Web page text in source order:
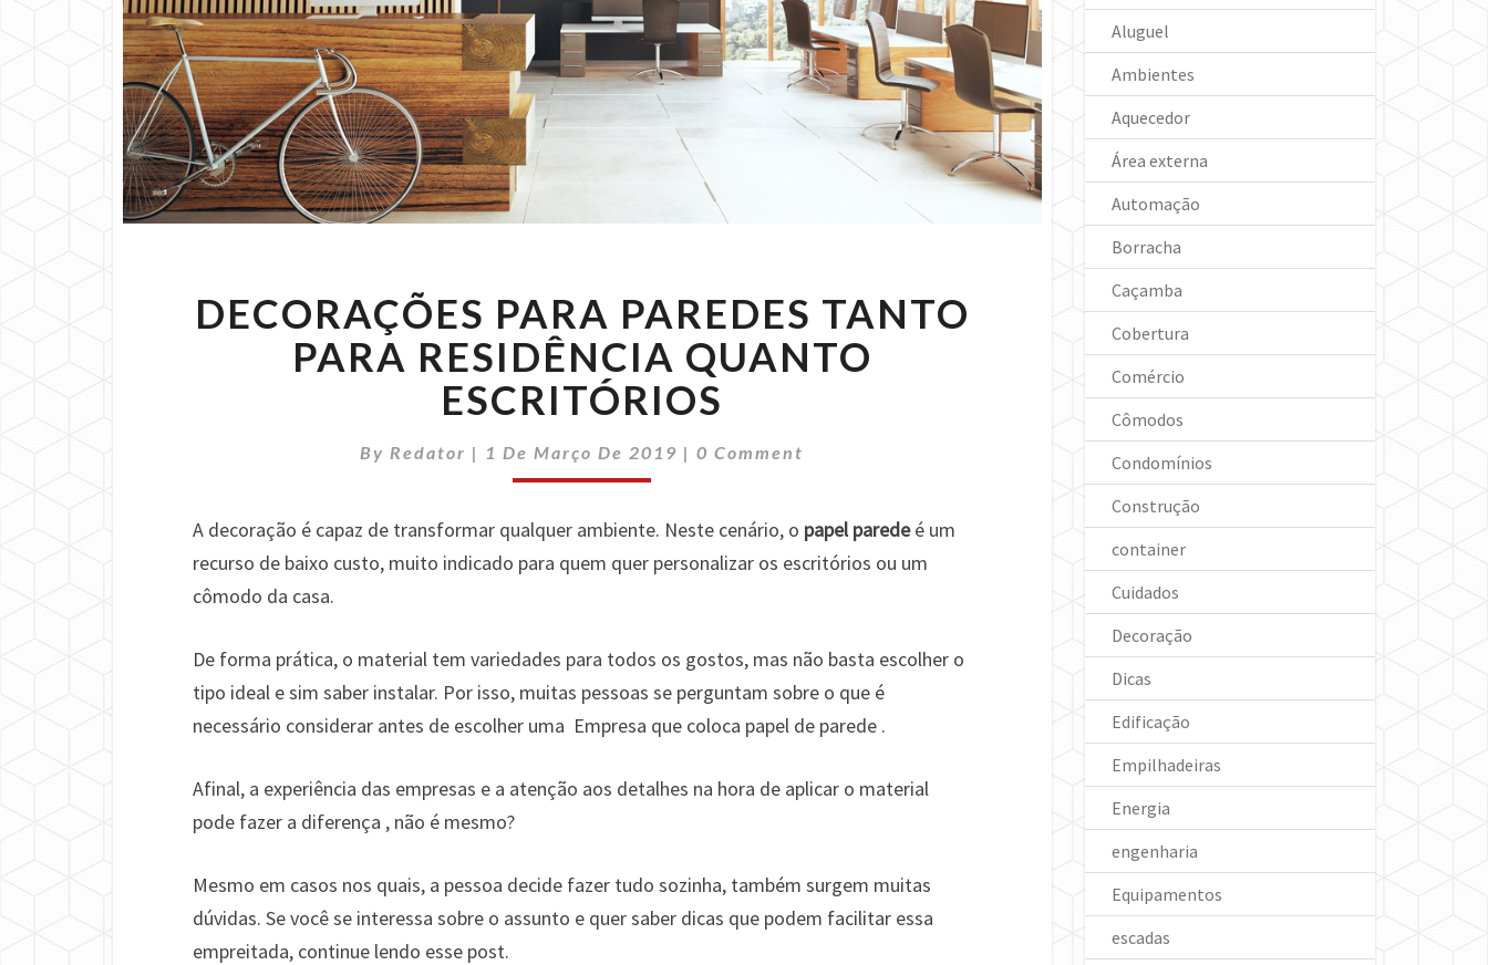
PARA
PAREDES
TANTO
PARA
RESIDÊNCIA
QUANTO
ESCRITÓRIOS
DECORAÇÕES PARA PAREDES TANTO
PARA RESIDÊNCIA QUANTO
ESCRITÓRIOS
By Redator | 1 De Março De 2019 |Comments
0 Comment
A decoração é capaz de transformar qualquer ambiente. Neste cenário, o papel paredeé um
recurso de baixo custo, muito indicado para quem quer personalizar os escritórios ou um
cômodo da casa.
De forma prática, o material tem variedades para todos os gostos, mas não basta escolher o
tipo ideal e sim saber instalar. Por isso, muitas pessoas se perguntam sobre o que é
necessário considerar antes de escolher uma Empresa que coloca papel de parede .
Afinal, a experiência das empresas e a atenção aos detalhes na hora de aplicar o material
pode fazer a diferença , não é mesmo?
Mesmo em casos nos quais, a pessoa decide fazer tudo sozinha, também surgem muitas
dúvidas. Se você se interessa sobre o assunto e quer saber dicas que podem facilitar essa
empreitada, continue lendo esse post.
Aluguel
Ambientes
Aquecedor
Área externa
Automação
Borracha
Caçamba
Cobertura
Comércio
Cômodos
Condomínios
Construção
container
Cuidados
Decoração
Dicas
Edificação
Empilhadeiras
Energia
engenharia
Equipamentos
escadas